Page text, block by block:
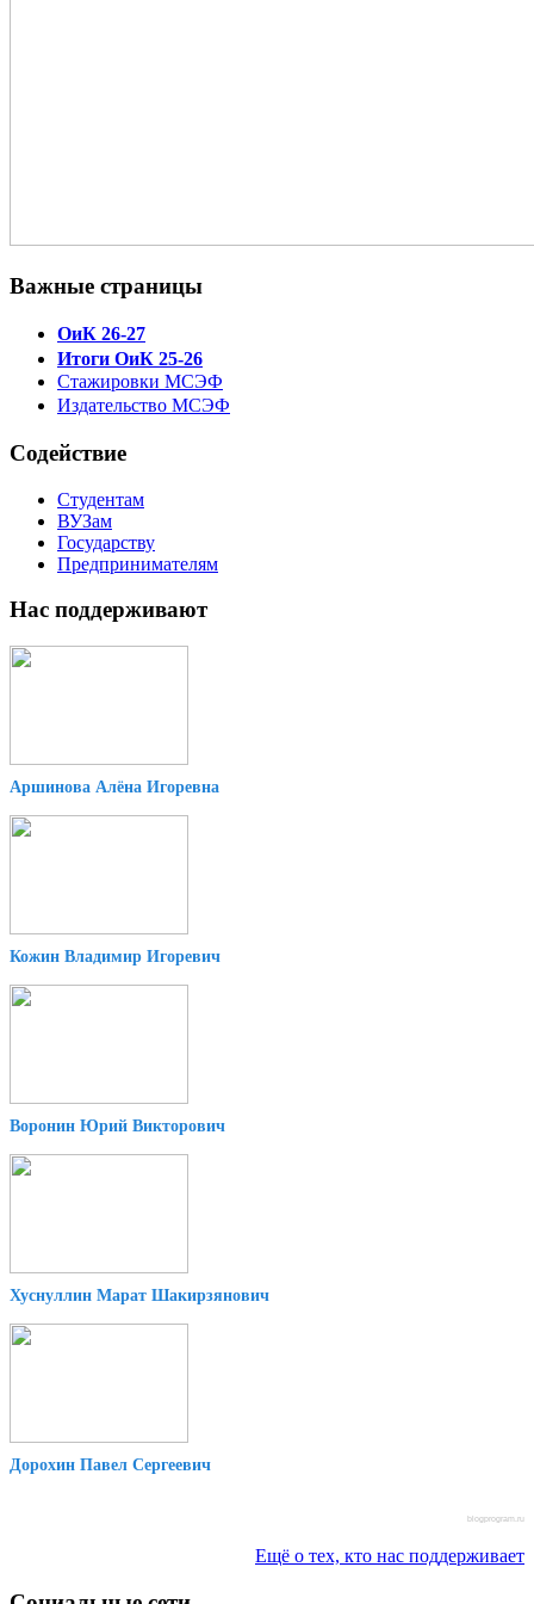
Важные страницы
ОиК 26-27
Итоги ОиК 25-26
Стажировки МСЭФ
Издательство МСЭФ
Содействие
Студентам
ВУЗам
Государству
Предпринимателям
Нас поддерживают
Аршинова Алёна Игоревна
Кожин Владимир Игоревич
Воронин Юрий Викторович
Хуснуллин Марат Шакирзянович
Дорохин Павел Сергеевич
blogprogram.ru
Ещё о тех, кто нас поддерживает